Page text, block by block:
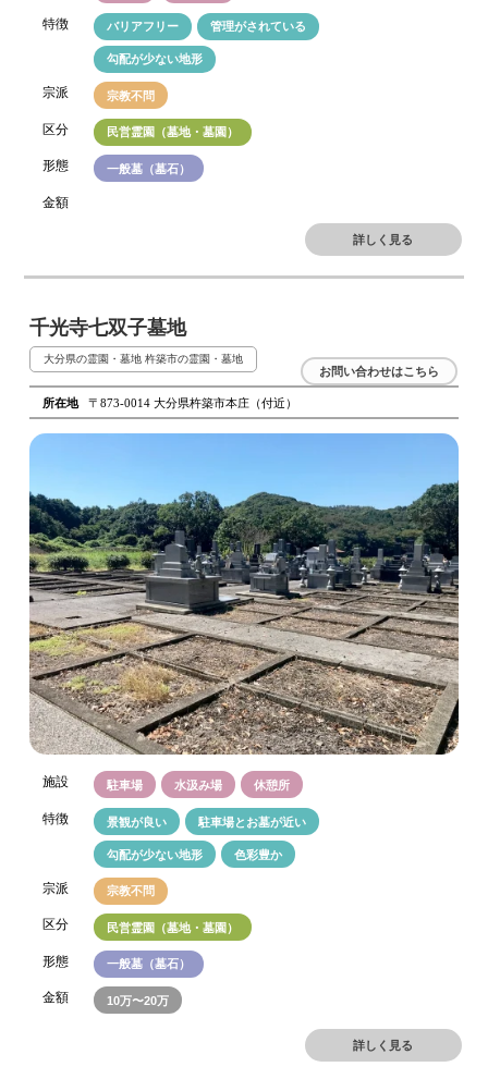
特徴 バリアフリー 管理がされている
勾配が少ない地形
宗派 宗教不問
区分 民営霊園（墓地・墓園）
形態 一般墓（墓石）
金額
詳しく見る
千光寺七双子墓地
大分県の霊園・墓地 杵築市の霊園・墓地
所在地 〒873-0014 大分県杵築市本庄（付近）
お問い合わせはこちら
施設 駐車場 水汲み場 休憩所
特徴 景観が良い 駐車場とお墓が近い
勾配が少ない地形 色彩豊か
宗派 宗教不問
区分 民営霊園（墓地・墓園）
形態 一般墓（墓石）
金額 10万〜20万
詳しく見る